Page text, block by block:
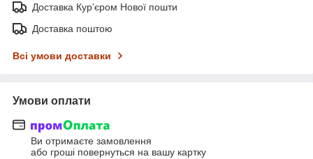
Доставка Курʼєром Нової пошти
Доставка поштою
Всі умови доставки
Умови оплати
Ви отримаєте замовлення
або гроші повернуться на вашу картку